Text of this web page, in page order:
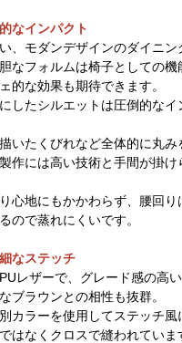
なインパクト
、モダンデザインのダイニン
なフォルムは椅子としての機
的な効果も期待できます。
したシルエットは圧倒的なイ
いたくびれなど全体的に丸み
作には高い技術と手間が掛け
心地にもかかわらず、腰回り
ので蒸れにくいです。
なステッチ
レザーで、グレード感の高い
ブラウンとの相性も抜群。
カラーを使用してステッチ風
はなくクロスで縫われていま